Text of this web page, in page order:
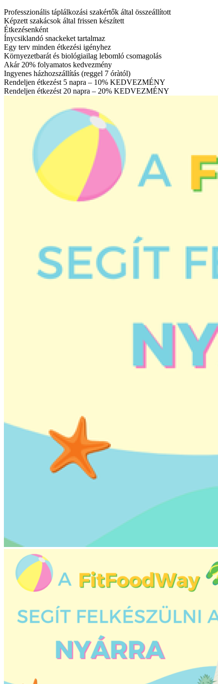
Professzionális táplálkozási szakértők által összeállított
Képzett szakácsok által frissen készített
Étkezésenként
Ínycsiklandó snackeket tartalmaz
Egy terv minden étkezési igényhez
Környezetbarát és biológiailag lebomló csomagolás
Akár 20% folyamatos kedvezmény
Ingyenes házhozszállítás (reggel 7 óràtól)
Rendeljen étkezést 5 napra – 10% KEDVEZMÉNY
Rendeljen étkezést 20 napra – 20% KEDVEZMÉNY